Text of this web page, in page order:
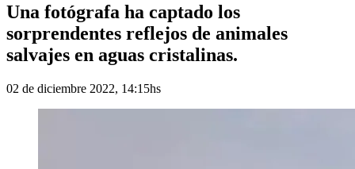
Una fotógrafa ha captado los
sorprendentes reflejos de animales
salvajes en aguas cristalinas.
02 de diciembre 2022, 14:15hs